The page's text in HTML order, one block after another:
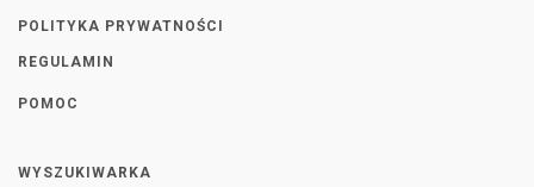
POLITYKA PRYWATNOŚCI
REGULAMIN
POMOC
WYSZUKIWARKA